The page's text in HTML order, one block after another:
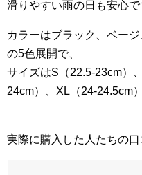
滑りやすい雨の日も安心で
カラーはブラック、ベー
の5色展開で、
サイズはS（22.5-23cm）
24cm）、XL（24-24.5cm
実際に購入した人たちの口